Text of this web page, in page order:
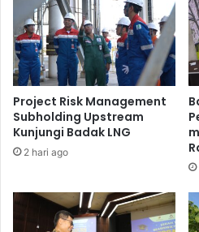
memberikan pengalaman yang
Aset PT Pertamina Persero
Belanda masih sangat alami,
Didampingi oleh Pemandu
Pesisir Bontang Kuala sebagai
Ecotorism, Tim Aset PT
penjelasan mengenai sejarah
lokal (*).
Project Risk Management
Subholding Upstream
Kunjungi Badak LNG
2 hari ago